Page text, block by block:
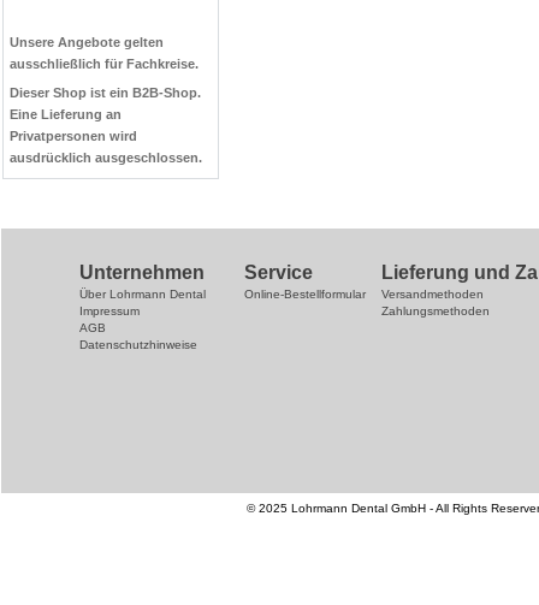
Unsere Angebote gelten
ausschließlich für Fachkreise.
Dieser Shop ist ein B2B-Shop.
Eine Lieferung an
Privatpersonen wird
ausdrücklich ausgeschlossen.
Unternehmen
Über Lohrmann Dental
Impressum
AGB
Datenschutzhinweise
Service
Online-Bestellformular
Lieferung und
Versandmethoden
Zahlungsmethoden
© 2025 Lohrmann Dental GmbH - All Rights